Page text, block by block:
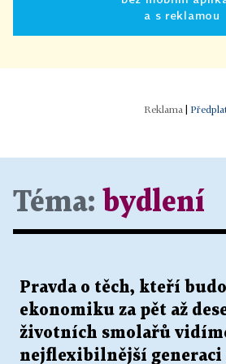
a s reklamou
|
Téma: bydlení
Pravda o těch, kteří
ekonomiku za pět až
životních smolařů
nejflexibilnější generaci